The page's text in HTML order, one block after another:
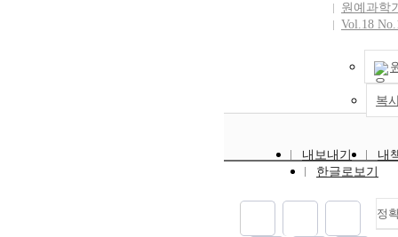
원예과학
Vol.18
복
내보내기
내
한글로보기
정